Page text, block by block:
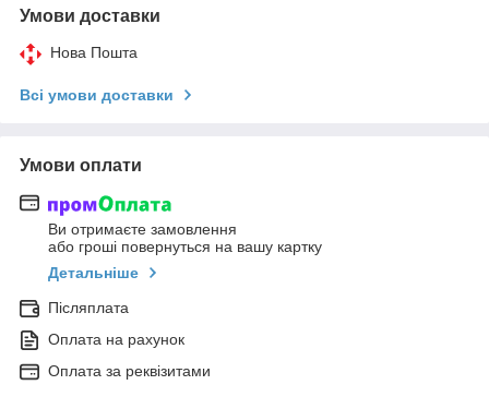
Умови доставки
Нова Пошта
Всі умови доставки
Умови оплати
Ви отримаєте замовлення
або гроші повернуться на вашу картку
Детальніше
Післяплата
Оплата на рахунок
Оплата за реквізитами